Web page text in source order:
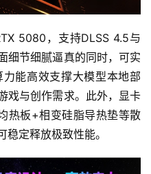
5080，支持DLSS 4.5与
细节细腻逼真的同时，可实
能高效支撑大模型本地部
戏与创作需求。此外，显卡
热板+相变硅脂导热垫等散
定释放极致性能。